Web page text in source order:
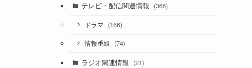
テレビ・配信関連情報 (366)
ドラマ (166)
情報番組 (74)
ラジオ関連情報 (21)